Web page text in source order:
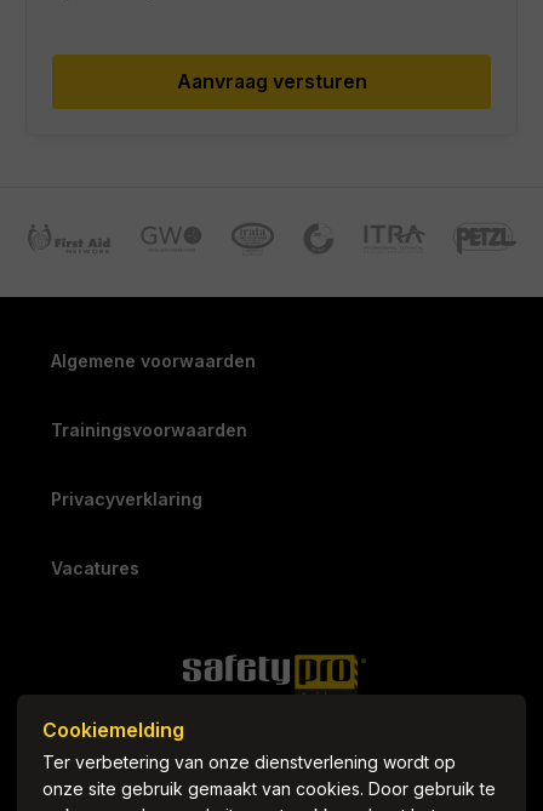
Aanvraag versturen
Algemene voorwaarden
Trainingsvoorwaarden
Privacyverklaring
Vacatures
Cookiemelding
Ter verbetering van onze dienstverlening wordt op
onze site gebruik gemaakt van cookies. Door gebruik te